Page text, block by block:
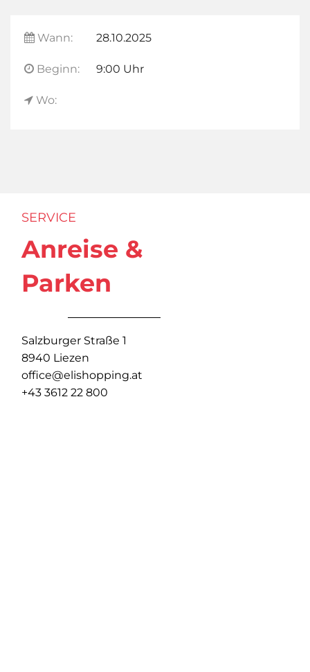
Wann: 28.10.2025
Beginn: 9:00 Uhr
Wo:
SERVICE
Anreise &
Parken
Salzburger Straße 1
8940 Liezen
office@elishopping.at
+43 3612 22 800